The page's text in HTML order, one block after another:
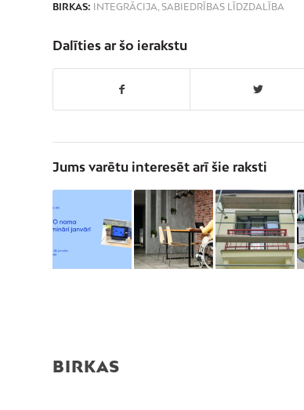
BIRKAS: INTEGRĀCIJA, SABIEDRĪBAS LĪDZDALĪBA
Dalīties ar šo ierakstu
Jums varētu interesēt arī šie raksti
BIRKAS